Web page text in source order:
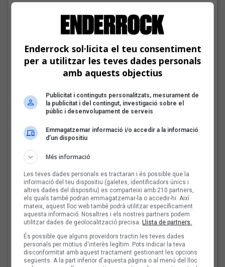
descobreix els
concursants balears i
Tot a punt per la Plaça
Joana Gomila:
«L’algoritme eren els
amics, entrar dins un
bar, anar a un concert, la
revista de torn»
Enderrock sol·licita el teu consentiment
per a utilitzar les teves dades personals
amb aquests objectius
Publicitat i continguts personalitzats, mesurament de
la publicitat i del contingut, investigació sobre el
públic i desenvolupament de serveis
Emmagatzemar informació i/o accedir a la informació
d’un dispositiu
Més informació
Les teves dades personals es tractaran i és possible que la
informació del teu dispositiu (galetes, identificadors únics i
altres dades del dispositiu) es comparteixi amb 210 partners,
els quals també podran emmagatzemar-la o accedir-hi. Així
mateix, aquest lloc web també podrà utilitzar específicament
aquesta informació. Nosaltres i els nostres partners podem
utilitzar dades de geolocalització precisa. Llista de partners.
És possible que alguns proveïdors tractin les teves dades
personals per motius d'interès legítim. Pots indicar la teva
disconformitat amb aquest tractament gestionant les opcions
següents. A la part inferior d'aquesta pàgina o al menú del lloc